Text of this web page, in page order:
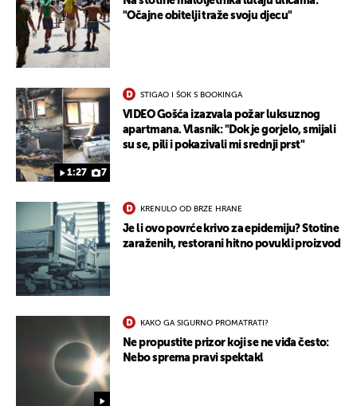
"Očajne obitelji traže svoju djecu"
1:27 7
STIGAO I ŠOK S BOOKINGA
VIDEO Gošća izazvala požar luksuznog
apartmana. Vlasnik: "Dok je gorjelo, smijali
su se, pili i pokazivali mi srednji prst"
KRENULO OD BRZE HRANE
Je li ovo povrće krivo za epidemiju? Stotine
zaraženih, restorani hitno povukli proizvod
KAKO GA SIGURNO PROMATRATI?
Ne propustite prizor koji se ne viđa često:
Nebo sprema pravi spektakl